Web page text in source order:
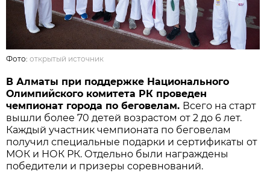
Фото:открытый источник
В Алматы при поддержке Национального
Олимпийского комитета РК проведен
чемпионат города по беговелам. Всего на старт
вышли более 70 детей возрастом от 2 до 6 лет.
Каждый участник чемпионата по беговелам
получил специальные подарки и сертификаты от
МОК и НОК РК. Отдельно были награждены
победители и призеры соревнований.